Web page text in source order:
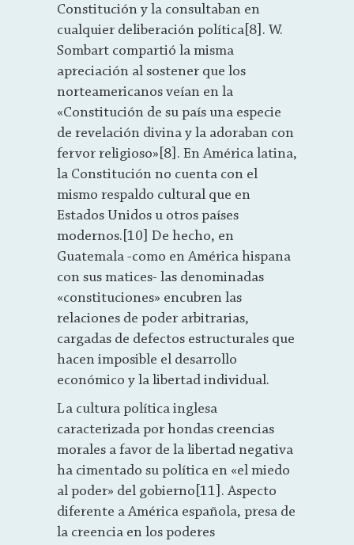
Constitución y la consultaban en
cualquier deliberación política[8]. W.
Sombart compartió la misma
apreciación al sostener que los
norteamericanos veían en la
«Constitución de su país una especie
de revelación divina y la adoraban con
fervor religioso»[8]. En América latina,
la Constitución no cuenta con el
mismo respaldo cultural que en
Estados Unidos u otros países
modernos.[10] De hecho, en
Guatemala -como en América hispana
con sus matices- las denominadas
«constituciones» encubren las
relaciones de poder arbitrarias,
cargadas de defectos estructurales que
hacen imposible el desarrollo
económico y la libertad individual.
La cultura política inglesa
caracterizada por hondas creencias
morales a favor de la libertad negativa
ha cimentado su política en «el miedo
al poder» del gobierno[11]. Aspecto
diferente a América española, presa de
la creencia en los poderes